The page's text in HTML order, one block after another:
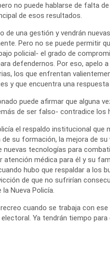
no puede hablarse de falta
de esos resultados.
de una gestión y vendrán
Pero no se puede permitir
policial- el grado de
defendernos. Por eso,
los que enfrentan
y que encuentra una
puede afirmar que alguna
de ser falso- contradice los
el respaldo institucional que
su formación, la mejora de
nuevas tecnologías para
atención médica para él y su
hubo que respaldar a los
de que no sufrirían
Nueva Policía.
cuando se trabaja con
Ya tendrán tiempo